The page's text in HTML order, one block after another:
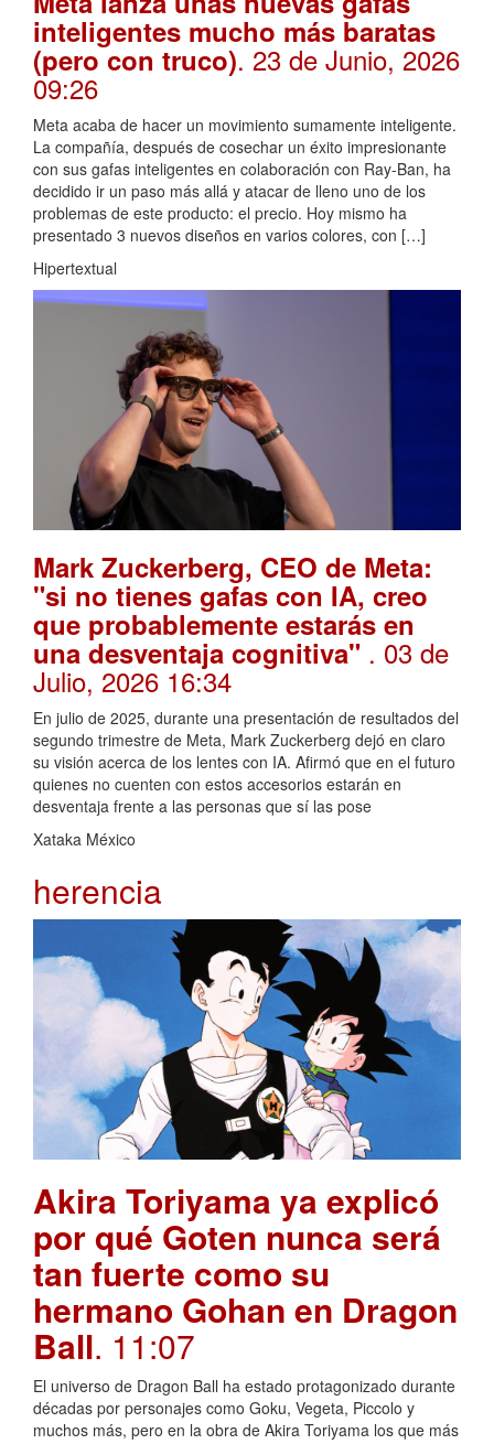
inteligentes mucho más baratas
(pero con truco). 23 de Junio, 2026
09:26
Meta acaba de hacer un movimiento sumamente inteligente.
La compañía, después de cosechar un éxito impresionante
con sus gafas inteligentes en colaboración con Ray-Ban, ha
decidido ir un paso más allá y atacar de lleno uno de los
problemas de este producto: el precio. Hoy mismo ha
presentado 3 nuevos diseños en varios colores, con […]
Hipertextual
Mark Zuckerberg, CEO de Meta:
"si no tienes gafas con IA, creo
que probablemente estarás en
una desventaja cognitiva" . 03 de
Julio, 2026 16:34
En julio de 2025, durante una presentación de resultados del
segundo trimestre de Meta, Mark Zuckerberg dejó en claro
su visión acerca de los lentes con IA. Afirmó que en el futuro
quienes no cuenten con estos accesorios estarán en
desventaja frente a las personas que sí las pose
Xataka México
herencia
Akira Toriyama ya explicó
por qué Goten nunca será
tan fuerte como su
hermano Gohan en Dragon
Ball. 11:07
El universo de Dragon Ball ha estado protagonizado durante
décadas por personajes como Goku, Vegeta, Piccolo y
muchos más, pero en la obra de Akira Toriyama los que más